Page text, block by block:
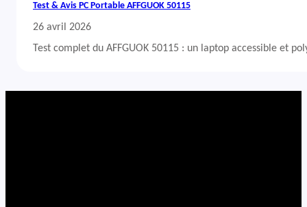
Test & Avis PC Portable AFFGUOK 50115
26 avril 2026
Test complet du AFFGUOK 50115 : un laptop accessible